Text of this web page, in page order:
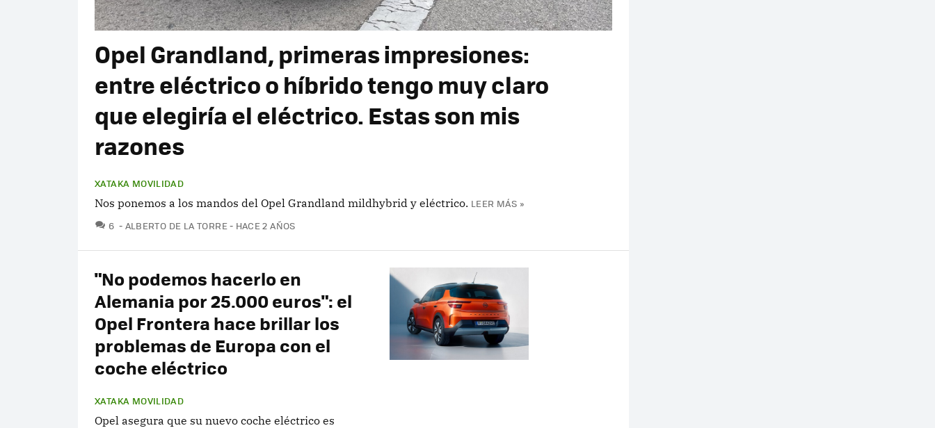
Opel Grandland, primeras impresiones:
entre eléctrico o híbrido tengo muy claro
que elegiría el eléctrico. Estas son mis
razones
XATAKA MOVILIDAD
Nos ponemos a los mandos del Opel Grandland mildhybrid y eléctrico. LEER MÁS »
6 COMENTARIOS
ALBERTO DE LA TORRE HACE 2 AÑOS
"No podemos hacerlo en
Alemania por 25.000 euros": el
Opel Frontera hace brillar los
problemas de Europa con el
coche eléctrico
XATAKA MOVILIDAD
Opel asegura que su nuevo coche eléctrico es